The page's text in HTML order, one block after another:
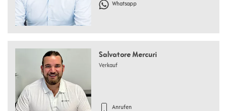
Whatsapp
Salvatore Mercuri
Verkauf
Anrufen